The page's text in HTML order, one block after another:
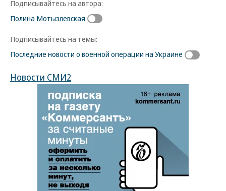
Подписывайтесь на автора:
Полина Мотызлевская
Подписывайтесь на темы:
Последние новости о военной операции на Украине
Новости СМИ2